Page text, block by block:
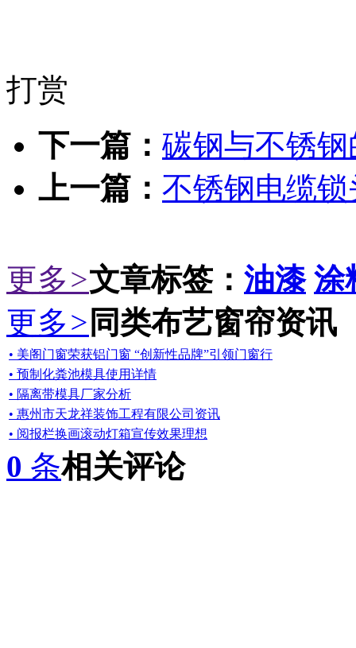
打赏
下一篇： 碳钢与不锈
上一篇： 不锈钢电缆
更多>文章标签： 油漆 涂
更多> 同类布艺窗帘资讯
• 美阁门窗荣获铝门窗 “创新性品牌”引领门窗行
• 预制化粪池模具使用详情
• 隔离带模具厂家分析
• 惠州市天龙祥装饰工程有限公司资讯
• 阅报栏换画滚动灯箱宣传效果理想
0 条相关评论